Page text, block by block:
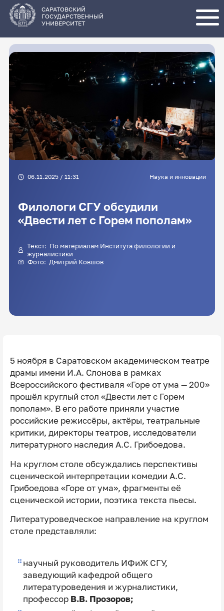
основному
содержанию
САРАТОВСКИЙ
ГОСУДАРСТВЕННЫЙ
УНИВЕРСИТЕТ
06.11.2025 / 11:31 Наука и инновации
Филологи СГУ обсудили
«Двести лет с Горем пополам»
Текст: По материалам Института филологии и
журналистики
Фото: Дмитрий Ковшов
5 ноября в Саратовском академическом театре
драмы имени И.А. Слонова в рамках
Всероссийского фестиваля «Горе от ума — 200»
прошёл круглый стол «Двести лет с Горем
пополам». В его работе приняли участие
российские режиссёры, актёры, театральные
критики, директоры театров, исследователи
литературного наследия А.С. Грибоедова.
На круглом столе обсуждались перспективы
сценической интерпретации комедии А.С.
Грибоедова «Горе от ума», фрагменты её
сценической истории, поэтика текста пьесы.
Литературоведческое направление на круглом
столе представляли:
научный руководитель ИФиЖ СГУ,
заведующий кафедрой общего
литературоведения и журналистики,
профессор В.В. Прозоров;